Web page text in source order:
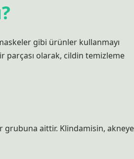
gibi ürünler kullanmayı
parçası olarak, cildin temizleme
grubuna aittir. Klindamisin, akneye